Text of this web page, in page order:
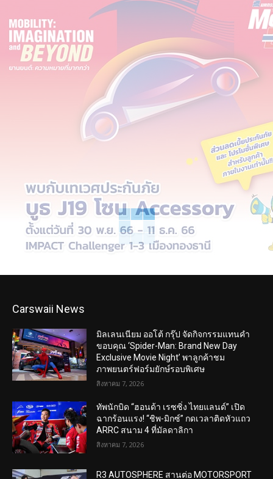
Carswaii News
มิลเลนเนียม ออโต้ กรุ๊ป จัดกิจกรรมแทนคำ
ขอบคุณ ‘Spider-Man: Brand New Day
Exclusive Movie Night’ พาลูกค้าชม
ภาพยนตร์ฟอร์มยักษ์รอบพิเศษ
สิงหาคม 7, 2026
ทัพนักบิด “ฮอนด้า เรซซิ่ง ไทยแลนด์” เปิด
ฉากร้อนแรง! “ชิพ-มิกซ์” กดเวลาติดหัวแถว
ARRC สนาม 4 ที่มัลดาลิกา
สิงหาคม 7, 2026
R3 AUTOSPHERE สานต่อ MOTORSPORT